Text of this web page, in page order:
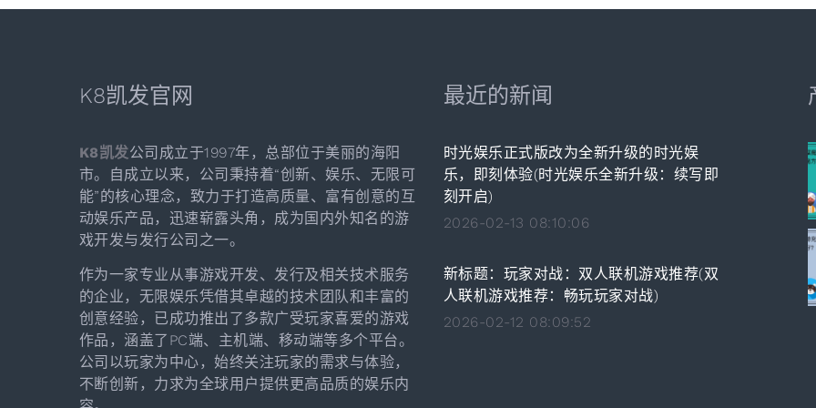
K8凯发官网
K8凯发公司成立于1997年，总部位于美丽的海阳
市。自成立以来，公司秉持着“创新、娱乐、无限可
能”的核心理念，致力于打造高质量、富有创意的互
动娱乐产品，迅速崭露头角，成为国内外知名的游
戏开发与发行公司之一。
作为一家专业从事游戏开发、发行及相关技术服务
的企业，无限娱乐凭借其卓越的技术团队和丰富的
创意经验，已成功推出了多款广受玩家喜爱的游戏
作品，涵盖了PC端、主机端、移动端等多个平台。
公司以玩家为中心，始终关注玩家的需求与体验，
不断创新，力求为全球用户提供更高品质的娱乐内
最近的新闻
时光娱乐正式版改为全新升级的时光娱
乐，即刻体验(时光娱乐全新升级：续写即
刻开启)
2026-02-13 08:10:06
新标题：玩家对战：双人联机游戏推荐(双
人联机游戏推荐：畅玩玩家对战)
2026-02-12 08:09:52